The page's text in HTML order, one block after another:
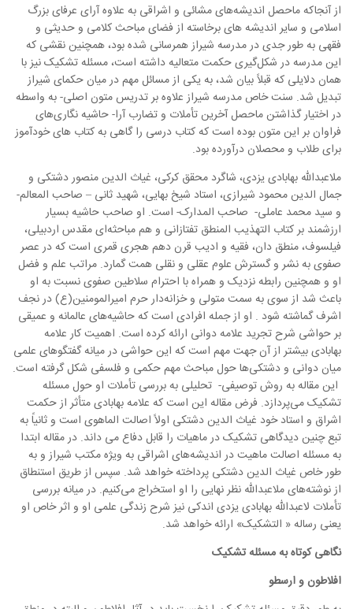
از آنجاکه ماحصل اندیشه‌های مشائی و اشراقی به علاوه آرای عرفای بزرگ
اسلامی و سایر اندیشه های برخاسته از فضای مباحث کلامی و حدیثی و
فقهی به طور جدی در مدرسه شیراز همرسانی شده بود، همچنین نقشی که
این مدرسه در شکل‌گیری حکمت متعالیه داشته است، مسئله تشکیک نیز با
همان دلایلی که قبلاً بیان شد، به یکی از مسائل مهم در میان حکمای شیراز
تبدیل شد. سنت خاص مدرسه شیراز علاوه بر تدریس متون اصلی- به واسطه
در اختیار گذاشتن ماحصل آخرین تأملات و تضارب آرا- حاشیه نگاری‌های
فراوان بر این متون بوده است که کتاب درسی را گاهی به کتاب های خودآموز
برای طلاب و محصلان درآورده بود.
ملاعبدالله بهابادی یزدی، شاگرد محقق کرکی، غیاث الدین منصور دشتکی و
جمال الدین محمود شیرازی، استاد شیخ بهایی، شهید ثانی – صاحب المعالم-
و سید محمد عاملی- صاحب المدارک- است. او صاحب حاشیه بسیار
ارزشمند بر کتاب التهذیب المنطق تفتازانی و هم مباحثه‌ای مقدس اردبیلی،
فیلسوف، منطق دان، فقیه و ادیب قرن دهم هجری قمری است که در عصر
صفوی به نشر و گسترش علوم عقلی و نقلی همت گمارد. مراتب علم و فضل
او و همچنین رابطه نزدیک و همراه با احترام سلاطین صفوی نسبت به او
باعث شد از سوی به سمت متولی و خزانه‌دار حرم امیرالمومنین(ع) در نجف
اشرف گماشته شود . او از جمله افرادی است که حاشیه‌های عالمانه و عمیقی
بر حواشی شرح تجرید علامه دوانی ارائه کرده است. اهمیت کار علامه
بهابادی بیشتر از آن جهت مهم است که این حواشی در میانه گفتگوهای علمی
میان دوانی و دشتکی‌ها حول مباحث مهم حکمی و فلسفی شکل گرفته است.
این مقاله به روش توصیفی- تحلیلی به بررسی تأملات او حول مسئله
تشکیک می‌پردازد. فرض مقاله این است که علامه بهابادی متأثر از حکمت
اشراق و استاد خود غیاث الدین دشتکی اولاً اصالت الماهوی است و ثانیاً به
تبع چنین دیدگاهی تشکیک در ماهیات را قابل دفاع می داند. در مقاله ابتدا
به مسئله اصالت ماهیت در اندیشه‌های اشراقی به ویژه مکتب شیراز و به
طور خاص غیاث الدین دشتکی پرداخته خواهد شد. سپس از طریق استنطاق
از نوشته‌های ملاعبدالله نظر نهایی را او استخراج می‌کنیم. در میانه بررسی
تأملات لاعبدالله بهابادی یزدی اندکی نیز شرح زندگی علمی او و اثر خاص او
یعنی رساله « التشکیک» ارائه خواهد شد.
نگاهی کوتاه به مسئله تشکیک
افلاطون و ارسطو